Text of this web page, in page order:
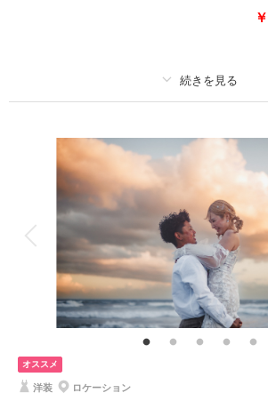
このプランで撮影可能な撮影レポート
相談予約する
来店・オンライン
￥
新婦衣装1着
着付け
データ
衣装追加 会食
家族と撮影 家族用衣装レンタル
その他含むもの
撮影データ+DVD1枚（納期約1ヶ月）・著作権フリ
ク・撮影アテンド・アクセサリー類・レンタルブー
8月までのご予約対象《江ノ島・城ヶ島》追加料金
装やヘアメイク等、必要なものは全て込のオールイ
オススメ
洋装 ロケーション